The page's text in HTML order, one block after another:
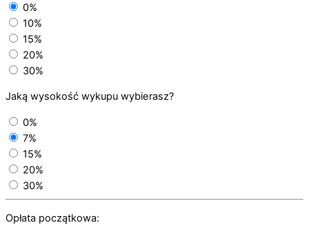
0%
10%
15%
20%
30%
Jaką wysokość wykupu wybierasz?
0%
7%
15%
20%
30%
Opłata początkowa: